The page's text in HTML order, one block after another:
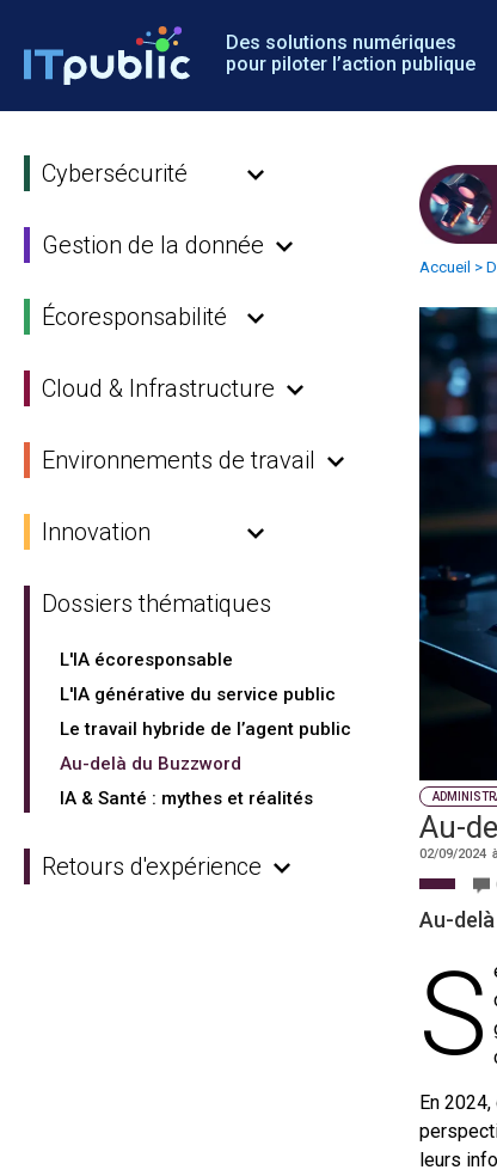
Des solutions numériques
pour piloter l’action publique
Cybersécurité
Gestion de la donnée
Écoresponsabilité
Cloud & Infrastructure
Environnements de travail
Innovation
Dossiers thématiques
L'IA écoresponsable
L'IA générative du service public
Le travail hybride de l’agent public
Au-delà du Buzzword
IA & Santé : mythes et réalités
Retours d'expérience
Accueil >
Au-
02/09/2024 à
Au-
S
En
leurs